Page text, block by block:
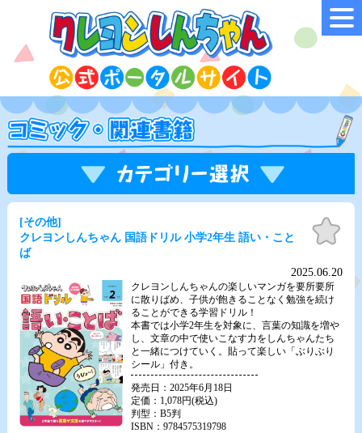
[その他]
クレヨンしんちゃん 国語ドリル 小学2年生 語い・こと
ば
お気
に入
2025.06.20
クレヨンしんちゃんの楽しいマンガを要所要所
に散りばめ、子供が飽きることなく勉強を続け
ることができる学習ドリル！
本書では小学2年生を対象に、言葉の知識を増や
し、文章の中で使いこなす力をしんちゃんたち
と一緒につけていく。貼って楽しい「ぶりぶり
シール」付き。
発売日：2025年6月18日
定価：1,078円(税込)
判型：B5判
ISBN：9784575319798